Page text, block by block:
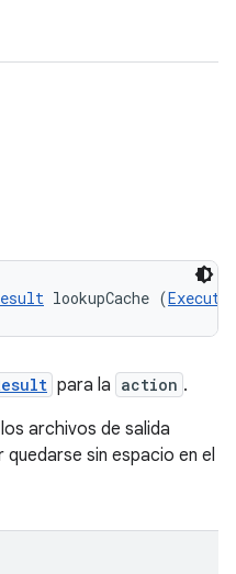
lookupCache (
para la action .
archivos de salida
sin espacio en el